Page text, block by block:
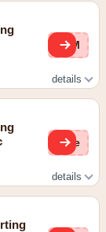
SUM
details
Voer de
van je
met code:
zijn
Bij
een
strekt.
(ge
details